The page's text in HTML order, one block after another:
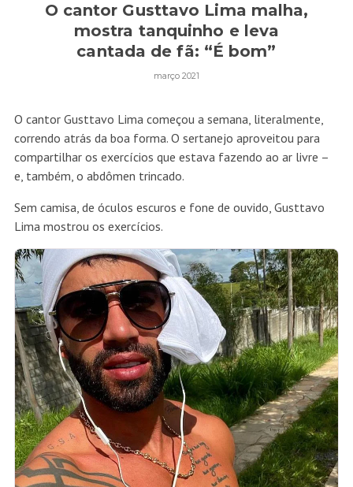
O cantor Gusttavo Lima malha,
mostra tanquinho e leva
cantada de fã: “É bom”
março 2021
O cantor Gusttavo Lima começou a semana, literalmente,
correndo atrás da boa forma. O sertanejo aproveitou para
compartilhar os exercícios que estava fazendo ao ar livre –
e, também, o abdômen trincado.
Sem camisa, de óculos escuros e fone de ouvido, Gusttavo
Lima mostrou os exercícios.